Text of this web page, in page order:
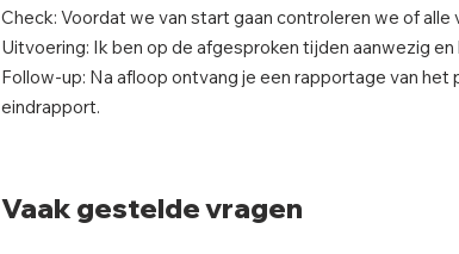
Check: Voordat we van start gaan controleren we of
Uitvoering: Ik ben op de afgesproken tijden aanwezig
Follow-up: Na afloop ontvang je een rapportage van het
eindrapport.
Vaak gestelde vragen